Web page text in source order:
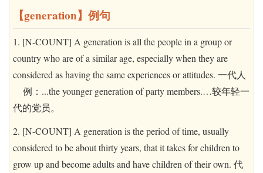
【generation】例句
1. [N-COUNT] A generation is all the people in a group or
country who are of a similar age, especially when they are
considered as having the same experiences or attitudes. 一代人
例：...the younger generation of party members.…较年轻一
代的党员。
2. [N-COUNT] A generation is the period of time, usually
considered to be about thirty years, that it takes for children to
grow up and become adults and have children of their own. 代